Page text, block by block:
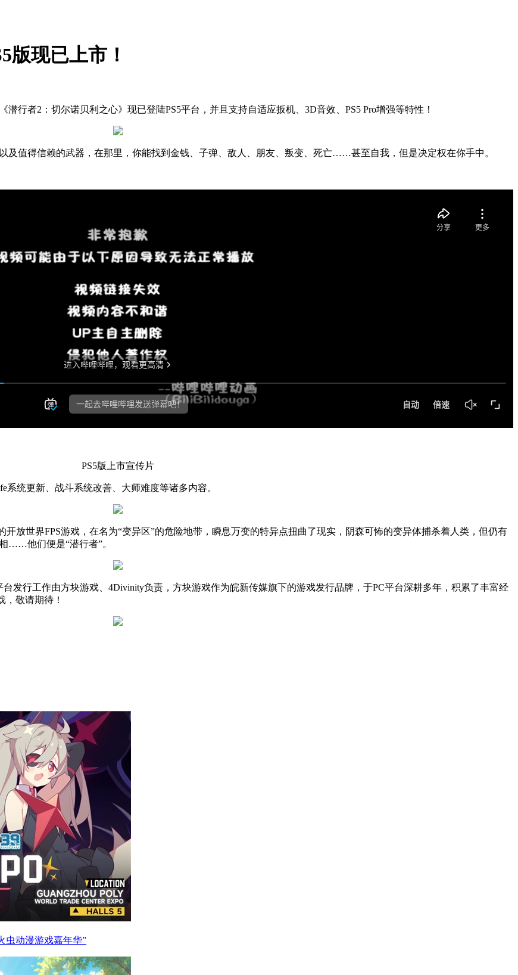
版现已上市！
行者2：切尔诺贝利之心》现已登陆PS5平台，并且支持自适应扳机、3D音效、PS5 Pro增强等特性！
及值得信赖的武器，在那里，你能找到金钱、子弹、敌人、朋友、叛变、死亡……甚至自我，但是决定权在你手中。
PS5版上市宣传片
统更新、战斗系统改善、大师难度等诸多内容。
开放世界FPS游戏，在名为“变异区”的危险地带，瞬息万变的特异点扭曲了现实，阴森可怖的变异体捕杀着人类，但仍有
……他们便是“潜行者”。
发行工作由方块游戏、4Divinity负责，方块游戏作为皖新传媒旗下的游戏发行品牌，于PC平台深耕多年，积累了丰富经
敬请期待！
虫动漫游戏嘉年华”